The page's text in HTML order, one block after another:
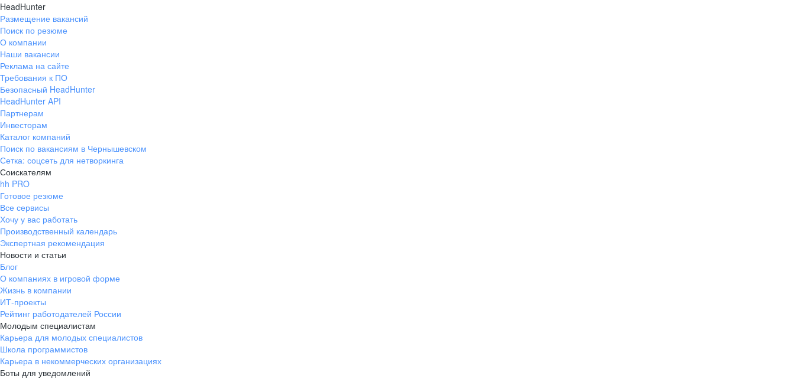
HeadHunter
Размещение вакансий
Поиск по резюме
О компании
Наши вакансии
Реклама на сайте
Требования к ПО
Безопасный HeadHunter
HeadHunter API
Партнерам
Инвесторам
Каталог компаний
Поиск по вакансиям в Чернышевском
Сетка: соцсеть для нетворкинга
Соискателям
hh PRO
Готовое резюме
Все сервисы
Хочу у вас работать
Производственный календарь
Экспертная рекомендация
Новости и статьи
Блог
О компаниях в игровой форме
Жизнь в компании
ИТ-проекты
Рейтинг работодателей России
Молодым специалистам
Карьера для молодых специалистов
Школа программистов
Карьера в некоммерческих организациях
Боты для уведомлений